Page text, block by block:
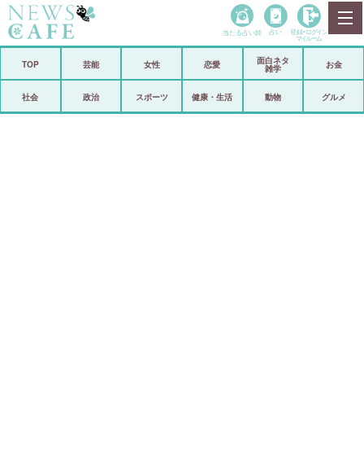
政治
当たる占い師 占い 登録• ログイン
マイルーム
TOP 芸能 女性 恋愛
面白ネタ
雑学
お金
社会 政治 スポーツ 健康・生活 動物 グルメ